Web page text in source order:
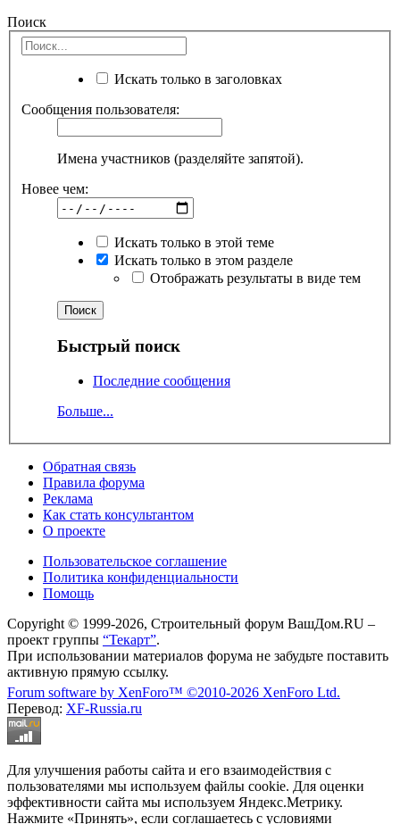
Поиск
Искать только в заголовках
Сообщения пользователя:
Имена участников (разделяйте запятой).
Новее чем:
Искать только в этой теме
Искать только в этом разделе
Отображать результаты в виде тем
Быстрый поиск
Последние сообщения
Больше...
Обратная связь
Правила форума
Реклама
Как стать консультантом
О проекте
Пользовательское соглашение
Политика конфиденциальности
Помощь
Copyright © 1999-2026, Строительный форум ВашДом.RU –
проект группы “Текарт”.
При использовании материалов форума не забудьте поставить
активную прямую ссылку.
Forum software by XenForo™ ©2010-2026 XenForo Ltd.
Перевод: XF-Russia.ru
Для улучшения работы сайта и его взаимодействия с
пользователями мы используем файлы cookie. Для оценки
эффективности сайта мы используем Яндекс.Метрику.
Нажмите «Принять», если соглашаетесь с условиями